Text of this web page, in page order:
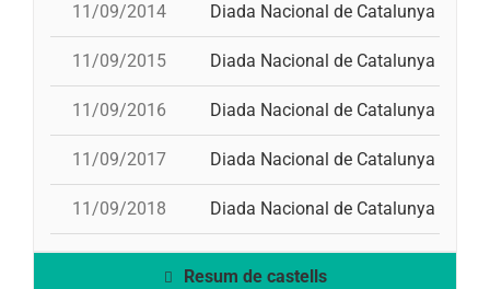
11/09/2014 Diada Nacional de Catalunya
11/09/2015 Diada Nacional de Catalunya
11/09/2016 Diada Nacional de Catalunya
11/09/2017 Diada Nacional de Catalunya
11/09/2018 Diada Nacional de Catalunya
Resum de castells